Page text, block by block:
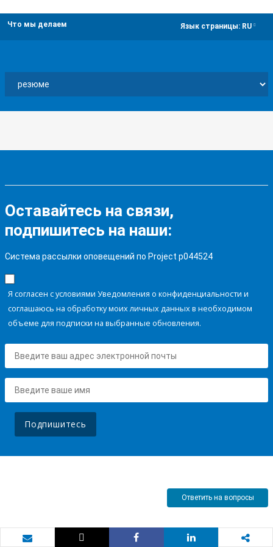
Что мы делаем Язык страницы: RU
Оставайтесь на связи,
подпишитесь на наши:
Система рассылки оповещений по Project p044524
Я согласен с условиями Уведомления о конфиденциальности и
соглашаюсь на обработку моих личных данных в необходимом
объеме для подписки на выбранные обновления.
Подпишитесь
Ответить на вопросы